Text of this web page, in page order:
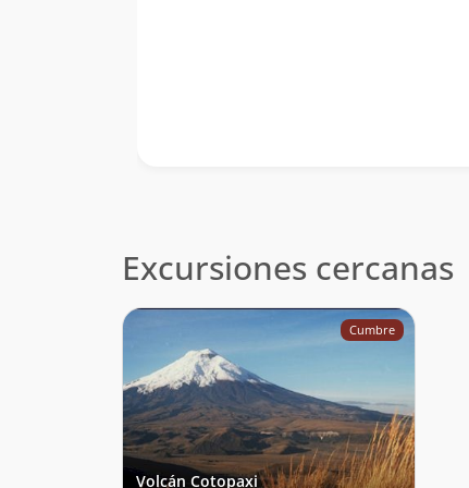
Excursiones cercanas
Cumbre
Volcán Cotopaxi